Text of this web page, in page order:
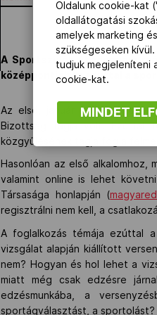
A Sportszülők Akadémiája
középpontjában ezúttal a
Az első, január 18-i találkozó
Bizottság tagja volt. Ezúttal
közgyűlésének tagja fog a
Hasonlóan az első
valamint online is lehet
Társasága honlapján (
regisztrálni nem kell, a
A foglalkozás témája ezúttal
vizsgálat alapján kiállított
nem? Hogyan és hol lehet a
miatt még csak edzésre
edzésmunkába, a
sportágválasztást, a sportolást?
Oldalunk cookie-kat
oldallátogatási
amelyek marketing
szükségeseken
tudjuk megjeleníteni
cookie-kat.
MINDET